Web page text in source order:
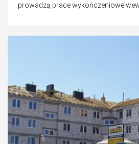
prowadzą prace wykończeniowe